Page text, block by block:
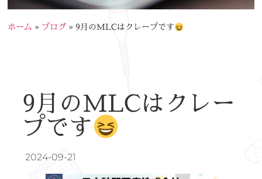
ホーム » ブログ » 9月のMLCはクレープです
9月のMLCはクレー
プです
2024-09-21